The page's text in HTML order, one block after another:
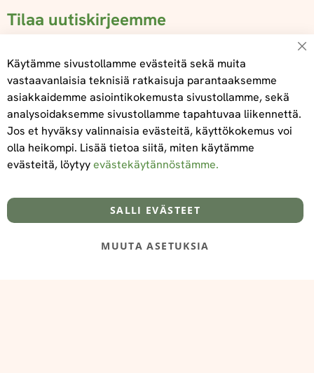
Tilaa uutiskirjeemme
Tilaa
Tietoa meistä
@‌2025 FooDeliDoo
Toimitus- ja maksuehdot
Käytämme sivustollamme evästeitä sekä muita
vastaavanlaisia teknisiä ratkaisuja parantaaksemme
asiakkaidemme asiointikokemusta sivustollamme, sekä
analysoidaksemme sivustollamme tapahtuvaa liikennettä.
Jos et hyväksy valinnaisia evästeitä, käyttökokemus voi
olla heikompi. Lisää tietoa siitä, miten käytämme
evästeitä, löytyyevästekäytännöstämme.
SALLI EVÄSTEET
MUUTA ASETUKSIA